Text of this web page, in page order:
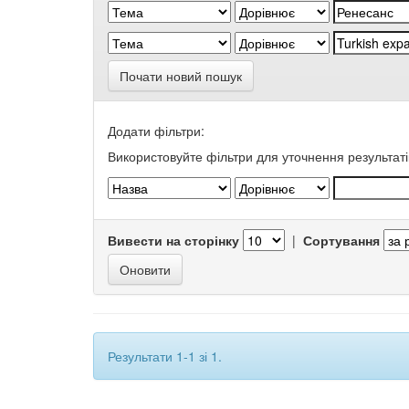
Почати новий пошук
Додати фільтри:
Використовуйте фільтри для уточнення
Вивести на сторінку | Сортування
Результати 1-1 зі 1.